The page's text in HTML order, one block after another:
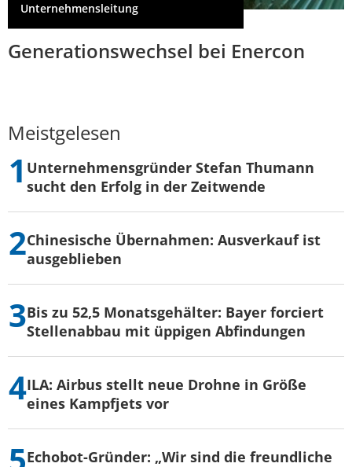
Unternehmensleitung
Generationswechsel bei Enercon
Meistgelesen
Unternehmensgründer Stefan Thumann
sucht den Erfolg in der Zeitwende
Chinesische Übernahmen: Ausverkauf ist
ausgeblieben
Bis zu 52,5 Monatsgehälter: Bayer forciert
Stellenabbau mit üppigen Abfindungen
ILA: Airbus stellt neue Drohne in Größe
eines Kampfjets vor
Echobot-Gründer: „Wir sind die freundliche